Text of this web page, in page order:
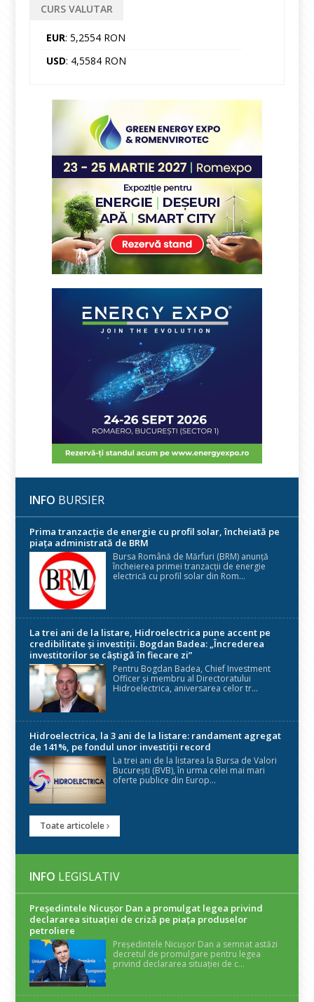
CURS VALUTAR
EUR: 5,2554 RON
USD: 4,5584 RON
INFO BURSIER
Prima tranzacție de energie cu profil solar, încheiată pe
piața administrată de BRM
Bursa Română de Mărfuri (BRM) anunță
încheierea primei tranzacții de energie
electrică cu profil solar din Rom...
La trei ani de la listare, Hidroelectrica pune accent pe
credibilitate și investiții. Bogdan Badea: „Încrederea
investitorilor se câștigă în fiecare zi”
Pentru Bogdan Badea, Chief Investment
Officer și membru al Directoratului
Hidroelectrica, aniversarea celor tr...
Hidroelectrica, la 3 ani de la listare: randament agregat
de 141%, pe fondul unor investiții record
La trei ani de la listarea la Bursa de Valori
București (BVB), în urma celei mai mari
oferte publice din Europ...
Toate articolele
INFO LEGISLATIV
Președintele Nicuşor Dan a promulgat legea privind
declararea situaţiei de criză pe piaţa produselor
petroliere
Președintele Nicușor Dan a semnat astăzi
decretul de promulgare pentru legea
privind declararea situației de c...